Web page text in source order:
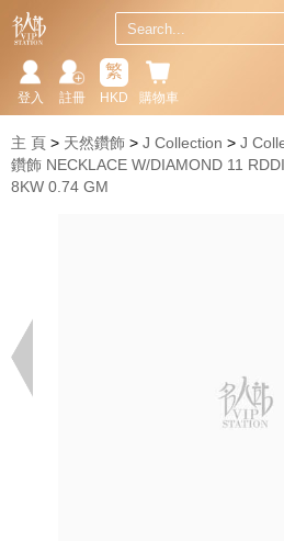
購物車
繁
HKD
註冊
登入
主 頁 天然鑽飾 J Collection
J
鑽飾 NECKLACE W/DIAMOND 11
8KW 0.74 GM